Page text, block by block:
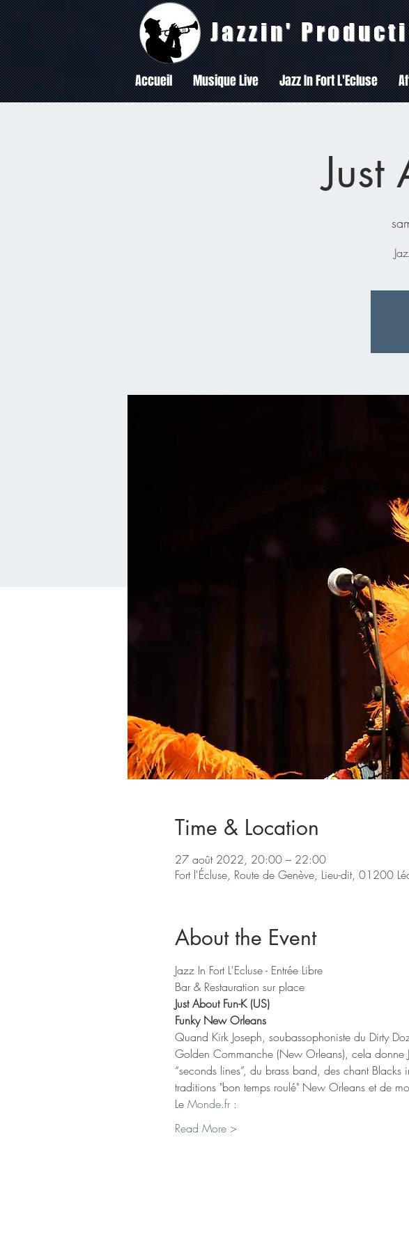
Jazzin'
Accueil Musique Live Jazz In Fort L'Ecluse
Just
Time & Location
27 août 2022, 20:00 – 22:00
Fort l'Écluse, Route de Genève, Lieu-dit, 01200
About the Event
Jazz In Fort L'Ecluse - Entrée Libre
Bar & Restauration sur place
Just About Fun-K (US)
Funky New Orleans
Quand Kirk Joseph, soubassophoniste du Dirty
Golden Commanche (New Orleans), cela donne
“seconds lines”, du brass band, des chant
traditions "bon temps roulé" New Orleans et de
Le Monde.fr :
Read More >